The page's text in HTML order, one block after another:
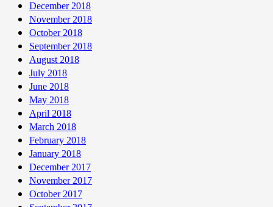
December 2018
November 2018
October 2018
September 2018
August 2018
July 2018
June 2018
May 2018
April 2018
March 2018
February 2018
January 2018
December 2017
November 2017
October 2017